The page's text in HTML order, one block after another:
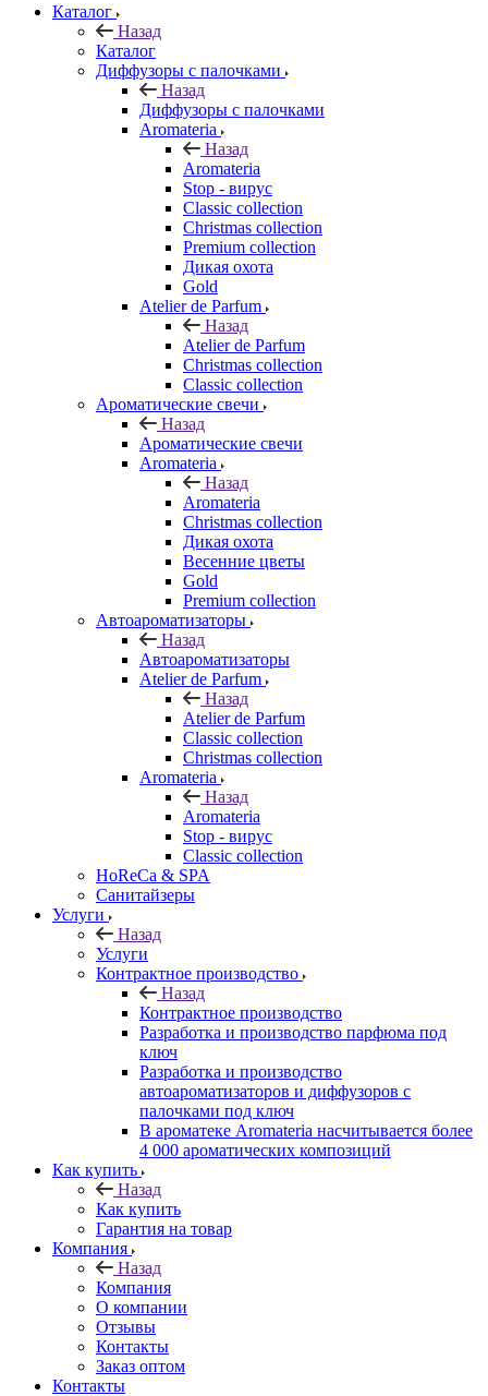
Каталог
Назад
Каталог
Диффузоры с палочками
Назад
Диффузоры с палочками
Aromateria
Назад
Aromateria
Stop - вирус
Сlassic collection
Сhristmas collection
Premium collection
Дикая охота
Gold
Atelier de Parfum
Назад
Atelier de Parfum
Christmas collection
Classic collection
Ароматические свечи
Назад
Ароматические свечи
Aromateria
Назад
Aromateria
Сhristmas collection
Дикая охота
Весенние цветы
Gold
Premium collection
Автоароматизаторы
Назад
Автоароматизаторы
Atelier de Parfum
Назад
Atelier de Parfum
Classic collection
Christmas collection
Aromateria
Назад
Aromateria
Stop - вирус
Сlassic collection
HoReCa & SPA
Санитайзеры
Услуги
Назад
Услуги
Контрактное производство
Назад
Контрактное производство
Разработка и производство парфюма под
ключ
Разработка и производство
автоароматизаторов и диффузоров с
палочками под ключ
В ароматеке Aromateria насчитывается более
4 000 ароматических композиций
Как купить
Назад
Как купить
Гарантия на товар
Компания
Назад
Компания
О компании
Отзывы
Контакты
Заказ оптом
Контакты